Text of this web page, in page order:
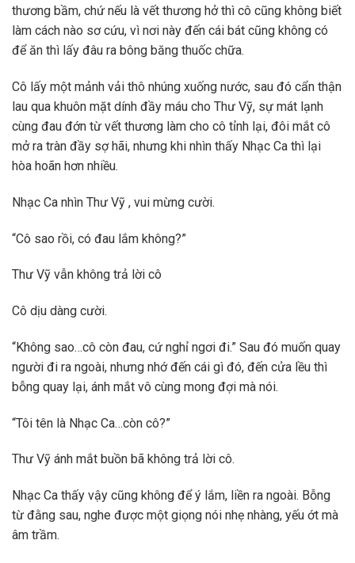
thương bầm, chứ nếu là vết thương hở thì cô cũng không biết
làm cách nào sơ cứu, vì nơi này đến cái bát cũng không có
để ăn thì lấy đâu ra bông băng thuốc chữa.
Cô lấy một mảnh vải thô nhúng xuống nước, sau đó cẩn thận
lau qua khuôn mặt dính đầy máu cho Thư Vỹ, sự mát lạnh
cùng đau đớn từ vết thương làm cho cô tỉnh lại, đôi mắt cô
mở ra tràn đầy sợ hãi, nhưng khi nhìn thấy Nhạc Ca thì lại
hòa hoãn hơn nhiều.
Nhạc Ca nhìn Thư Vỹ , vui mừng cười.
“Cô sao rồi, có đau lắm không?”
Thư Vỹ vẫn không trả lời cô
Cô dịu dàng cười.
“Không sao…cô còn đau, cứ nghỉ ngơi đi.” Sau đó muốn quay
người đi ra ngoài, nhưng nhớ đến cái gì đó, đến cửa lều thì
bỗng quay lại, ánh mắt vô cùng mong đợi mà nói.
“Tôi tên là Nhạc Ca…còn cô?”
Thư Vỹ ánh mắt buồn bã không trả lời cô.
Nhạc Ca thấy vậy cũng không để ý lắm, liền ra ngoài. Bỗng
từ đằng sau, nghe được một giọng nói nhẹ nhàng, yếu ớt mà
âm trầm.